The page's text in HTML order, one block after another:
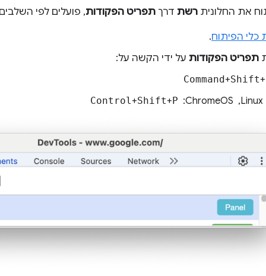
את החלונית רשת דרך תפריט הפקודות, פועלים לפי
כלי הפיתוח.
תפריט הפקודות על ידי הקשה על:
Command+Shift+
Control+Shift+P